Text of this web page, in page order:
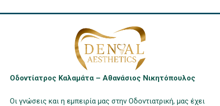
Οδοντίατρος Καλαμάτα – Αθανάσιος Νικητόπουλος
Οι γνώσεις και η εμπειρία μας στην Οδοντιατρική, μας έχει